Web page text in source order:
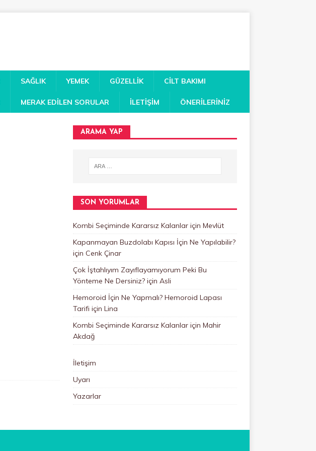
SAĞLIK YEMEK GÜZELLIK CILT BAKIMI
MERAK EDILEN SORULAR İLETIŞIM ÖNERILERINIZ
ARAMA YAP
SON YORUMLAR
Kombi Seçiminde Kararsız Kalanlariçin Mevlüt
Kapanmayan Buzdolabı Kapısı İçin Ne Yapılabilir?
için Cenk Çinar
Çok İştahlıyım Zayıflayamıyorum Peki Bu
Yönteme Ne Dersiniz?için Asli
Hemoroid İçin Ne Yapmalı? Hemoroid Lapası
Tarifi için Lina
Kombi Seçiminde Kararsız Kalanlariçin Mahir
Akdağ
İletişim
Uyarı
Yazarlar